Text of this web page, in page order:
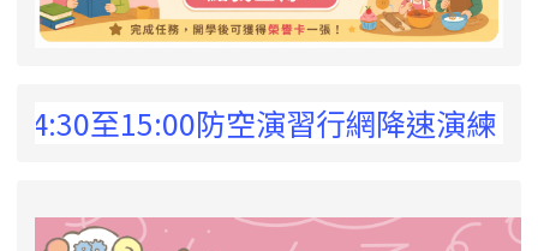
15:00防空演習行網降速演練，請預為